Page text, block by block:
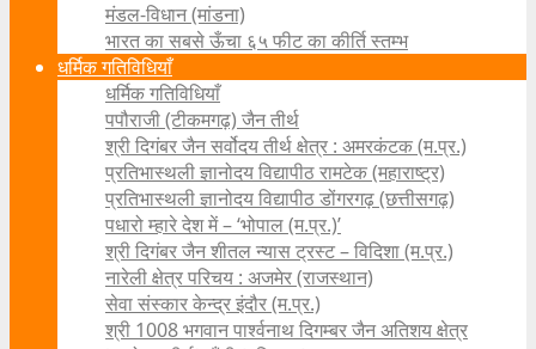
मंडल-विधान (मांडना)
भारत का सबसे ऊँचा ६५ फीट का कीर्ति स्तम्भ
धर्मिक गतिविधियाँ
धर्मिक गतिविधियाँ
पपौराजी (टीकमगढ़) जैन तीर्थ
श्री दिगंबर जैन सर्वोदय तीर्थ क्षेत्र : अमरकंटक (म.प्र.)
प्रतिभास्थली ज्ञानोदय विद्यापीठ रामटेक (महाराष्ट्र)
प्रतिभास्थली ज्ञानोदय विद्यापीठ डोंगरगढ़ (छत्तीसगढ़)
पधारो म्हारे देश में – ‘भोपाल (म.प्र.)’
श्री दिगंबर जैन शीतल न्यास ट्रस्ट – विदिशा (म.प्र.)
नारेली क्षेत्र परिचय : अजमेर (राजस्थान)
सेवा संस्कार केन्द्र इंदौर (म.प्र.)
श्री 1008 भगवान पार्श्वनाथ दिगम्बर जैन अतिशय क्षे‍त्र